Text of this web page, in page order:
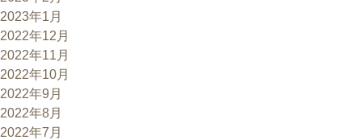
2023年1月
2022年12月
2022年11月
2022年10月
2022年9月
2022年8月
2022年7月